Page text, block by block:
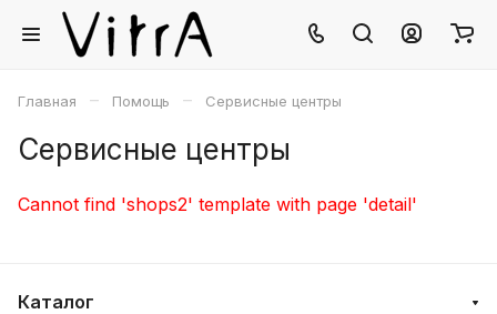
Главная – Помощь – Сервисные центры
Сервисные центры
Cannot find 'shops2' template with page 'detail'
Каталог